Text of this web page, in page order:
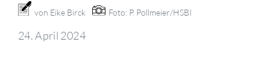
von Eike Birck Foto: P. Pollmeier/HSBI
24. April 2024